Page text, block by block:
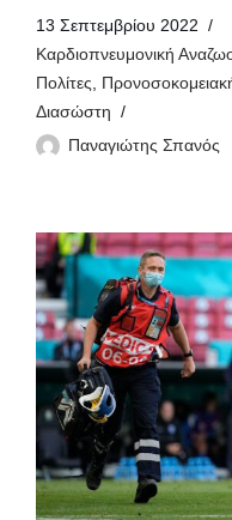
13 Σεπτεμβρίου 2022
Καρδιοπνευμονική
Πολίτες,
Διασώστη
Παναγιώτης Σπανός